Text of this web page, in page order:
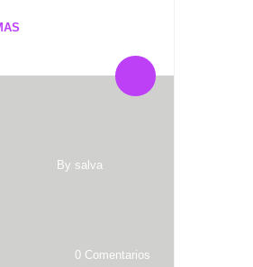
By salva
0 Comentarios